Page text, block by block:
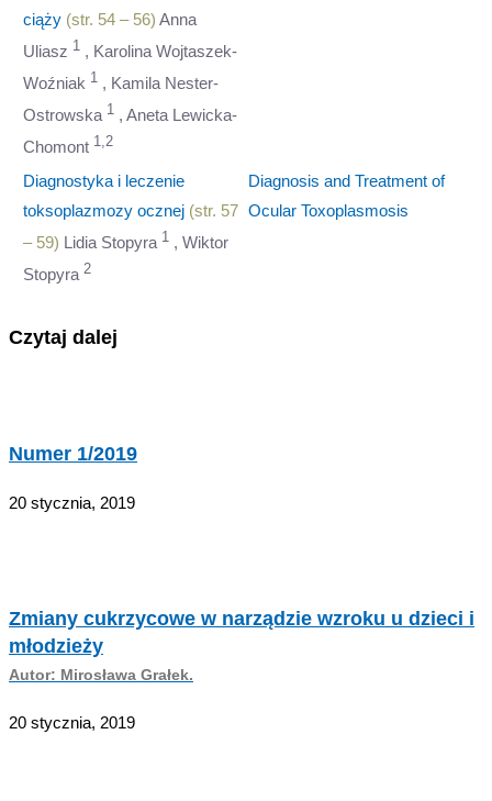
ciąży (str. 54 – 56) Anna
Uliasz 1 , Karolina Wojtaszek-
Woźniak 1 , Kamila Nester-
Ostrowska 1 , Aneta Lewicka-
Chomont 1,2
Diagnostyka i leczenie
toksoplazmozy ocznej (str. 57
– 59) Lidia Stopyra 1 , Wiktor
Stopyra 2
Diagnosis and Treatment of
Ocular Toxoplasmosis
Czytaj dalej
Numer 1/2019
20 stycznia, 2019
Zmiany cukrzycowe w narządzie wzroku u dzieci i
młodzieży
Autor: Mirosława Grałek.
20 stycznia, 2019